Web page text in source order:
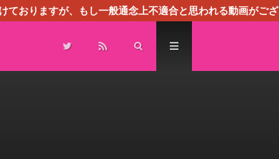
ておりますが、もし一般通念上不適合と思われる動画がござ